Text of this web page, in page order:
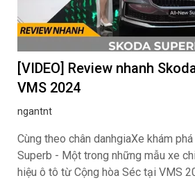
[VIDEO] Review nhanh
VMS 2024
ngantnt
Cùng theo chân danhgiaXe khám
Superb - Một trong những mẫu xe
hiệu ô tô từ Cộng hòa Séc tại VMS